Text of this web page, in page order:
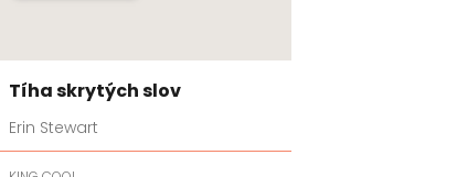
Tíha skrytých slov
Erin Stewart